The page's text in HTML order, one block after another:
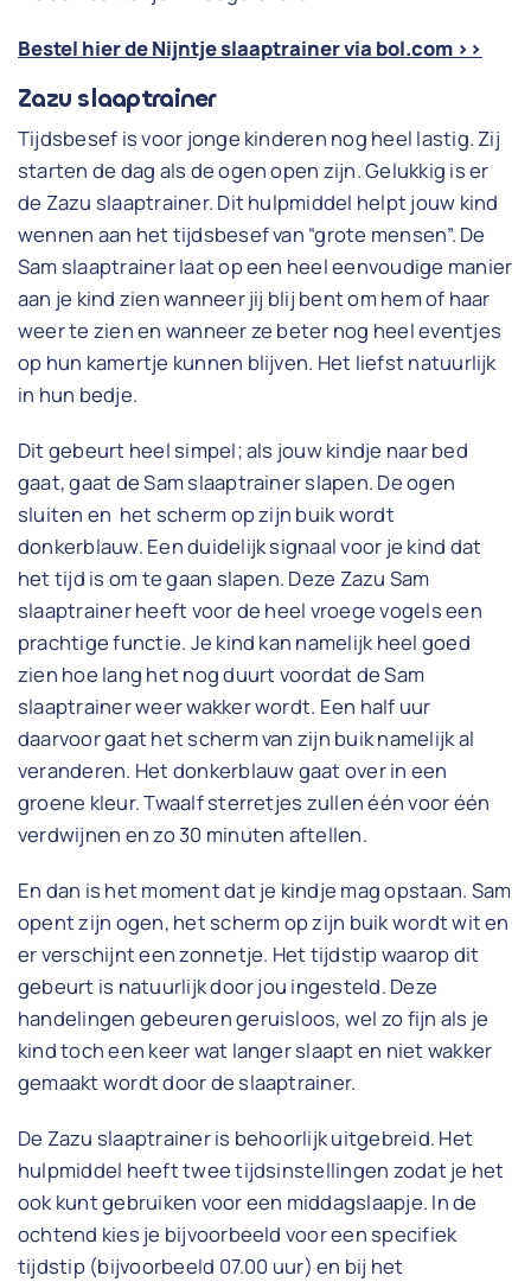
Bestel hier de Nijntje slaaptrainer via bol.com >>
Zazu slaaptrainer
Tijdsbesef is voor jonge kinderen nog heel lastig. Zij
starten de dag als de ogen open zijn. Gelukkig is er
de Zazu slaaptrainer. Dit hulpmiddel helpt jouw kind
wennen aan het tijdsbesef van “grote mensen”. De
Sam slaaptrainer laat op een heel eenvoudige manier
aan je kind zien wanneer jij blij bent om hem of haar
weer te zien en wanneer ze beter nog heel eventjes
op hun kamertje kunnen blijven. Het liefst natuurlijk
in hun bedje.
Dit gebeurt heel simpel; als jouw kindje naar bed
gaat, gaat de Sam slaaptrainer slapen. De ogen
sluiten en het scherm op zijn buik wordt
donkerblauw. Een duidelijk signaal voor je kind dat
het tijd is om te gaan slapen. Deze Zazu Sam
slaaptrainer heeft voor de heel vroege vogels een
prachtige functie. Je kind kan namelijk heel goed
zien hoe lang het nog duurt voordat de Sam
slaaptrainer weer wakker wordt. Een half uur
daarvoor gaat het scherm van zijn buik namelijk al
veranderen. Het donkerblauw gaat over in een
groene kleur. Twaalf sterretjes zullen één voor één
verdwijnen en zo 30 minuten aftellen.
En dan is het moment dat je kindje mag opstaan. Sam
opent zijn ogen, het scherm op zijn buik wordt wit en
er verschijnt een zonnetje. Het tijdstip waarop dit
gebeurt is natuurlijk door jou ingesteld. Deze
handelingen gebeuren geruisloos, wel zo fijn als je
kind toch een keer wat langer slaapt en niet wakker
gemaakt wordt door de slaaptrainer.
De Zazu slaaptrainer is behoorlijk uitgebreid. Het
hulpmiddel heeft twee tijdsinstellingen zodat je het
ook kunt gebruiken voor een middagslaapje. In de
ochtend kies je bijvoorbeeld voor een specifiek
tijdstip (bijvoorbeeld 07.00 uur) en bij het